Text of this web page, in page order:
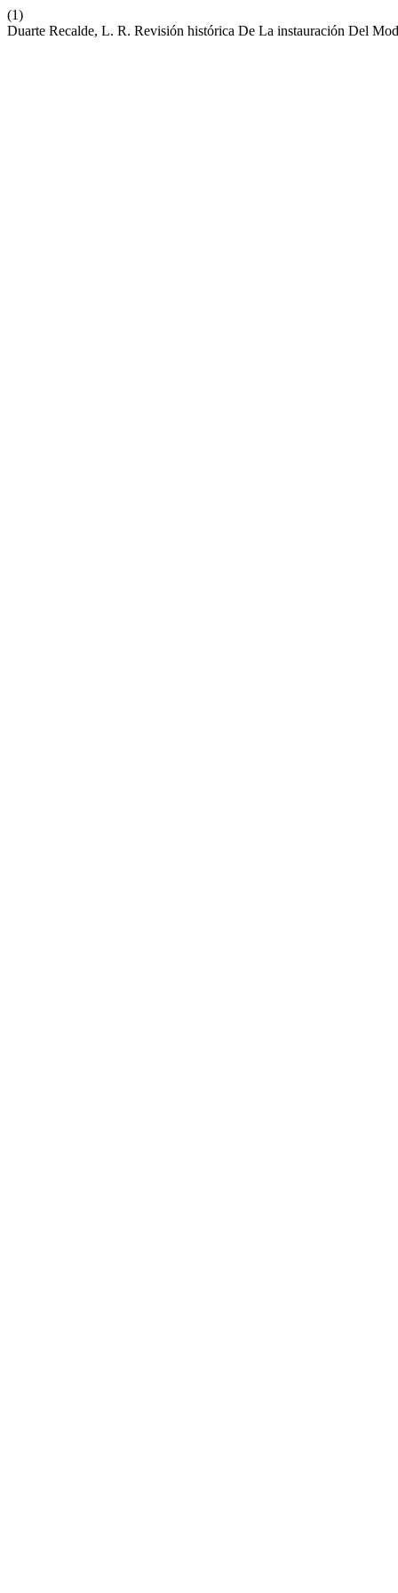
(1)
Duarte Recalde, L. R. Revisión histórica De La instauración Del